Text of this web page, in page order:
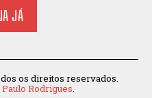
JÁ
os direitos reservados.
Paulo Rodrigues.